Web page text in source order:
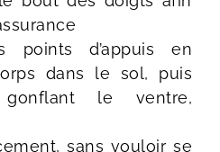
points d’appuis en
dans le sol, puis
le ventre,
sans vouloir se